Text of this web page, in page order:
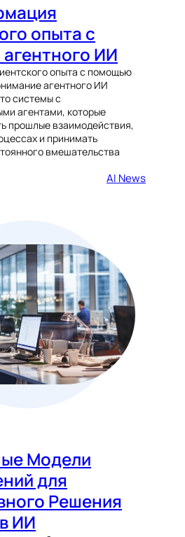
опыта с
ИИ
опыта с помощью
агентного ИИ
системы с
агентами, которые
прошлые взаимодействия,
и принимать
вмешательства
AI News
Модели
для
Решения
ИИ